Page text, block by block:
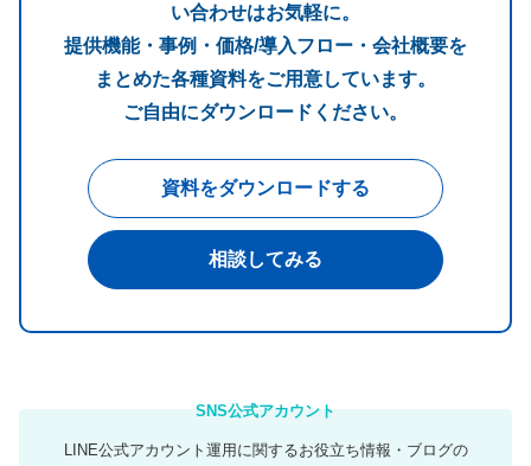
い合わせはお気軽に。
提供機能・事例・価格/導入フロー・会社概要を
まとめた各種資料をご用意しています。
ご自由にダウンロードください。
資料をダウンロードする
相談してみる
LINE公式アカウント運用に関するお役立ち情報・ブログの